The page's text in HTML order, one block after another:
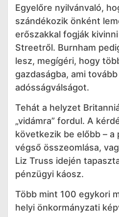
Egyelőre nyilvánvaló,
szándékozik önként
erőszakkal fogják
Streetről. Burnham
lesz, megígéri, hogy
gazdaságba, ami
adósságválságot.
Tehát a helyzet
„vidámra” fordul. A
következik be előbb – a
végső összeomlása,
Liz Truss idején
pénzügyi káosz.
Több mint 100 egykori
helyi önkormányzati